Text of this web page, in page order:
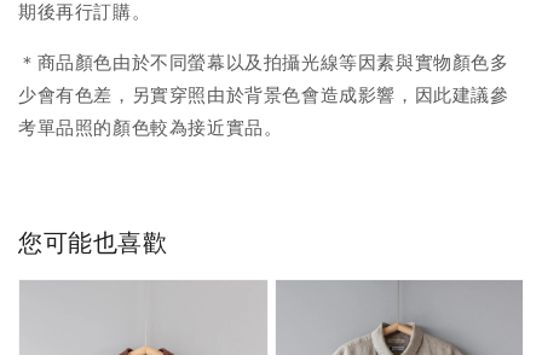
期後再行訂購。
＊商品顏色由於不同螢幕以及拍攝光線等因素與實物顏色多
少會有色差，另實穿照由於背景色會造成影響，因此建議參
考單品照的顏色較為接近實品。
您可能也喜歡